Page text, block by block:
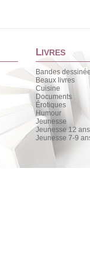
LIVRES
Bandes
Beaux livres
Cuisine
Documents
Érotiques
Humour
Jeunesse
Jeunesse 12
Jeunesse 7-9